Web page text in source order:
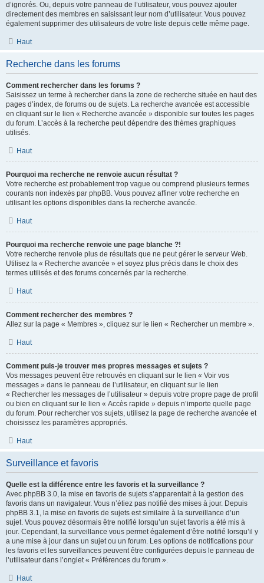
d’ignorés. Ou, depuis votre panneau de l’utilisateur, vous pouvez ajouter
directement des membres en saisissant leur nom d’utilisateur. Vous pouvez
également supprimer des utilisateurs de votre liste depuis cette même page.
Haut
Recherche dans les forums
Comment rechercher dans les forums ?
Saisissez un terme à rechercher dans la zone de recherche située en haut des
pages d’index, de forums ou de sujets. La recherche avancée est accessible
en cliquant sur le lien « Recherche avancée » disponible sur toutes les pages
du forum. L’accès à la recherche peut dépendre des thèmes graphiques
utilisés.
Haut
Pourquoi ma recherche ne renvoie aucun résultat ?
Votre recherche est probablement trop vague ou comprend plusieurs termes
courants non indexés par phpBB. Vous pouvez affiner votre recherche en
utilisant les options disponibles dans la recherche avancée.
Haut
Pourquoi ma recherche renvoie une page blanche ?!
Votre recherche renvoie plus de résultats que ne peut gérer le serveur Web.
Utilisez la « Recherche avancée » et soyez plus précis dans le choix des
termes utilisés et des forums concernés par la recherche.
Haut
Comment rechercher des membres ?
Allez sur la page « Membres », cliquez sur le lien « Rechercher un membre ».
Haut
Comment puis-je trouver mes propres messages et sujets ?
Vos messages peuvent être retrouvés en cliquant sur le lien « Voir vos
messages » dans le panneau de l’utilisateur, en cliquant sur le lien
« Rechercher les messages de l’utilisateur » depuis votre propre page de profil
ou bien en cliquant sur le lien « Accès rapide » depuis n’importe quelle page
du forum. Pour rechercher vos sujets, utilisez la page de recherche avancée et
choisissez les paramètres appropriés.
Haut
Surveillance et favoris
Quelle est la différence entre les favoris et la surveillance ?
Avec phpBB 3.0, la mise en favoris de sujets s’apparentait à la gestion des
favoris dans un navigateur. Vous n’étiez pas notifié des mises à jour. Depuis
phpBB 3.1, la mise en favoris de sujets est similaire à la surveillance d’un
sujet. Vous pouvez désormais être notifié lorsqu’un sujet favoris a été mis à
jour. Cependant, la surveillance vous permet également d’être notifié lorsqu’il y
a une mise à jour dans un sujet ou un forum. Les options de notifications pour
les favoris et les surveillances peuvent être configurées depuis le panneau de
l’utilisateur dans l’onglet « Préférences du forum ».
Haut